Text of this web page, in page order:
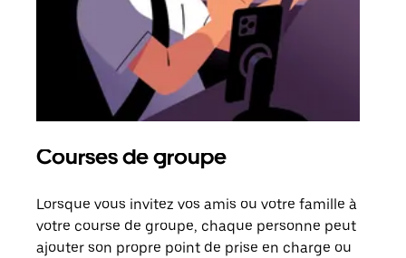
Courses de groupe
Lorsque vous invitez vos amis ou votre famille à
votre course de groupe, chaque personne peut
ajouter son propre point de prise en charge ou